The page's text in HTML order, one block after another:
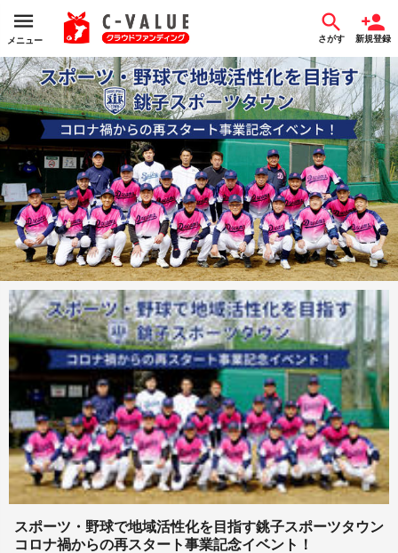
メニュー さがす 新規登録
スポーツ・野球で地域活性化を目指す銚子スポーツタウン
コロナ禍からの再スタート事業記念イベント！